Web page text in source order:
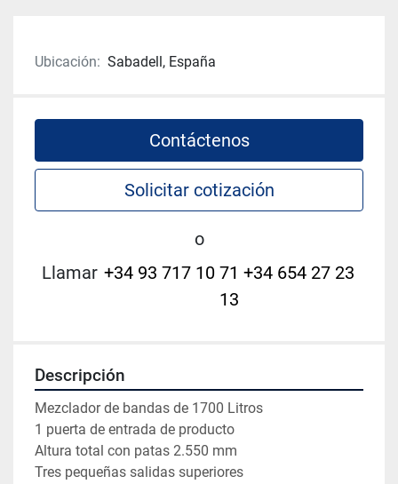
Ubicación: Sabadell, España
Contáctenos
Solicitar cotización
o
Llamar +34 93 717 10 71 +34 654 27 23
13
Descripción
Mezclador de bandas de 1700 Litros
1 puerta de entrada de producto
Altura total con patas 2.550 mm
Tres pequeñas salidas superiores